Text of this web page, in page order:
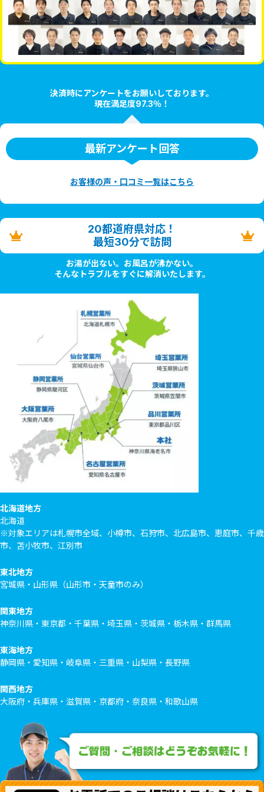
決済時にアンケートをお願いしております。
現在満足度97.3％！
最新アンケート回答
お客様の声・口コミ一覧はこちら
20都道府県対応！
最短30分で訪問
お湯が出ない。お風呂が沸かない。
そんなトラブルをすぐに解消いたします。
北海道地方
北海道
※対象エリアは札幌市全域、小樽市、石狩市、北広島市、恵庭市、千歳
市、苫小牧市、江別市
東北地方
宮城県・山形県（山形市・天童市のみ）
関東地方
神奈川県・東京都・千葉県・埼玉県・茨城県・栃木県・群馬県
東海地方
静岡県・愛知県・岐阜県・三重県・山梨県・長野県
関西地方
大阪府・兵庫県・滋賀県・京都府・奈良県・和歌山県